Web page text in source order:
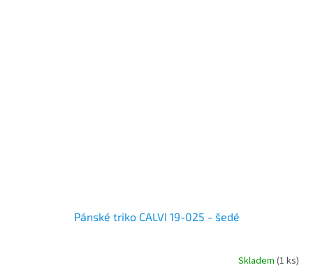
Pánské triko CALVI 19-025 - šedé
Skladem (1 ks)